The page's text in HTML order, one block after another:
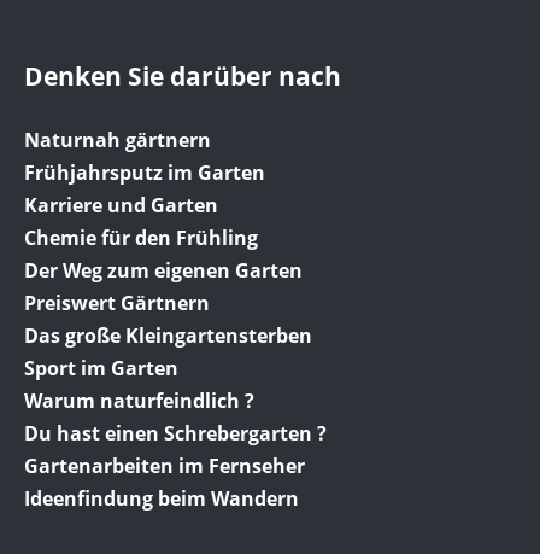
Denken Sie darüber nach
Naturnah gärtnern
Frühjahrsputz im Garten
Karriere und Garten
Chemie für den Frühling
Der Weg zum eigenen Garten
Preiswert Gärtnern
Das große Kleingartensterben
Sport im Garten
Warum naturfeindlich ?
Du hast einen Schrebergarten ?
Gartenarbeiten im Fernseher
Ideenfindung beim Wandern